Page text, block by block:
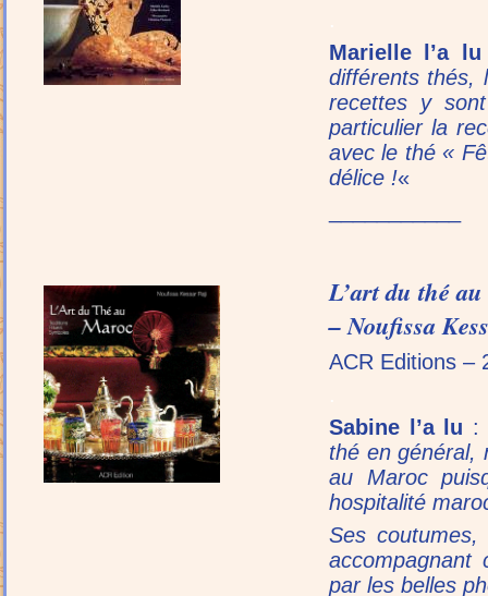
Marielle l’a lu
différents thés,
recettes y
particulier la
avec le thé «
délice !«
L’art du thé
– Noufissa
ACR Editions –
Sabine l’a lu :
thé en général,
au Maroc
hospitalité
Ses
accompagnant
par les belles